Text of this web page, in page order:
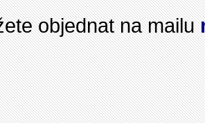
objednat na mailu